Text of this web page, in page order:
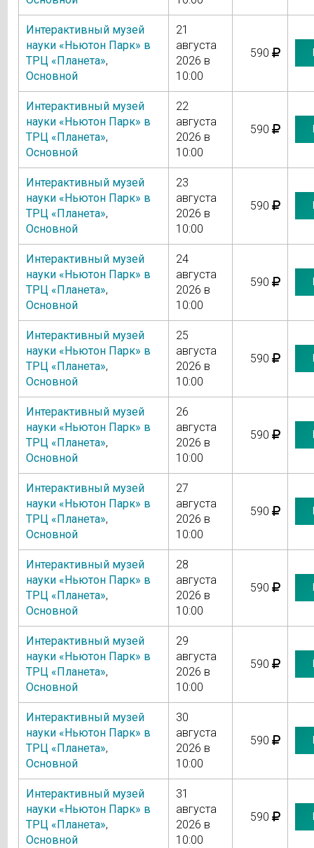
Интерактивный музей
науки «Ньютон Парк» в
ТРЦ «Планета»,
Основной
21
августа
2026 в
10:00
590
Интерактивный музей
науки «Ньютон Парк» в
ТРЦ «Планета»,
Основной
22
августа
2026 в
10:00
590
Интерактивный музей
науки «Ньютон Парк» в
ТРЦ «Планета»,
Основной
23
августа
2026 в
10:00
590
Интерактивный музей
науки «Ньютон Парк» в
ТРЦ «Планета»,
Основной
24
августа
2026 в
10:00
590
Интерактивный музей
науки «Ньютон Парк» в
ТРЦ «Планета»,
Основной
25
августа
2026 в
10:00
590
Интерактивный музей
науки «Ньютон Парк» в
ТРЦ «Планета»,
Основной
26
августа
2026 в
10:00
590
Интерактивный музей
науки «Ньютон Парк» в
ТРЦ «Планета»,
Основной
27
августа
2026 в
10:00
590
Интерактивный музей
науки «Ньютон Парк» в
ТРЦ «Планета»,
Основной
28
августа
2026 в
10:00
590
Интерактивный музей
науки «Ньютон Парк» в
ТРЦ «Планета»,
Основной
29
августа
2026 в
10:00
590
Интерактивный музей
науки «Ньютон Парк» в
ТРЦ «Планета»,
Основной
30
августа
2026 в
10:00
590
Интерактивный музей
науки «Ньютон Парк» в
ТРЦ «Планета»,
Основной
31
августа
2026 в
10:00
590